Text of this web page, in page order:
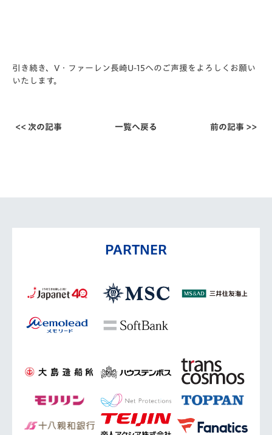
引き続き、V・ファーレン長崎U-15へのご声援をよろしくお願 い
いたします。
<< 次の記事 一覧へ戻る 前の記事 >>
PARTNER